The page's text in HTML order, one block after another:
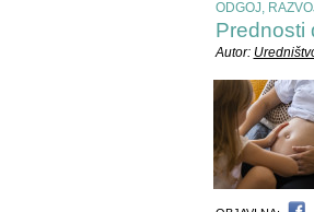
ODGOJ,
Prednosti
Autor: